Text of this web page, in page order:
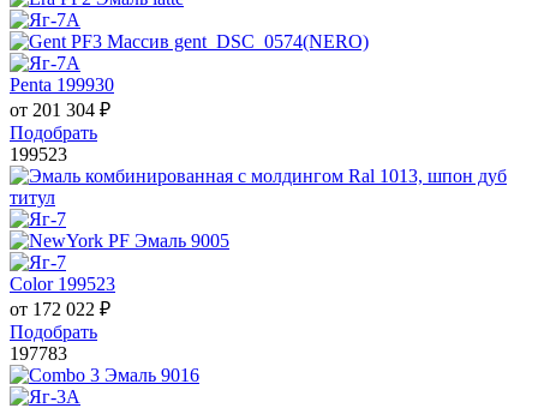
Penta 199930
от 201 304 ₽
Подобрать
199523
Color 199523
от 172 022 ₽
Подобрать
197783